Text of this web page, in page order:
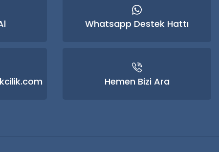
Whatsapp Destek Hattı
Hemen Bizi Ara